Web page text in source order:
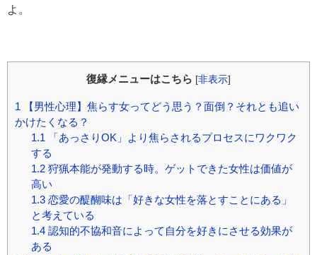
よ。
復縁メニューはこちら [非表示]
1
【男性心理】焦らす女ってどう思う？面倒？それとも追い
かけたくなる？
1.1
「あっさりOK」より焦らされるプロセスにワクワク
する
1.2狩猟本能が発動する時。ゲットできた女性は価値が
高い
1.3恋愛の醍醐味は「好きな女性を落とすことにある」
と考えている
1.4認知的不協和音によって自分を好きにさせる効果が
ある